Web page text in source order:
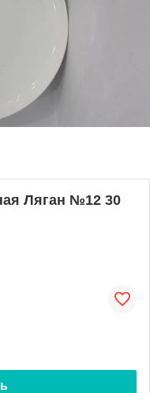
Ляган №12 30